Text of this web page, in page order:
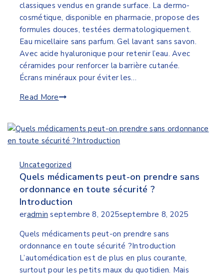
classiques vendus en grande surface. La dermo-
cosmétique, disponible en pharmacie, propose des
formules douces, testées dermatologiquement.
Eau micellaire sans parfum. Gel lavant sans savon.
Avec acide hyaluronique pour retenir l’eau. Avec
céramides pour renforcer la barrière cutanée.
Écrans minéraux pour éviter les…
Read More
Uncategorized
Quels médicaments peut-on prendre sans
ordonnance en toute sécurité ?
Introduction
eradmin septembre 8, 2025septembre 8, 2025
Quels médicaments peut-on prendre sans
ordonnance en toute sécurité ?Introduction
L’automédication est de plus en plus courante,
surtout pour les petits maux du quotidien. Mais